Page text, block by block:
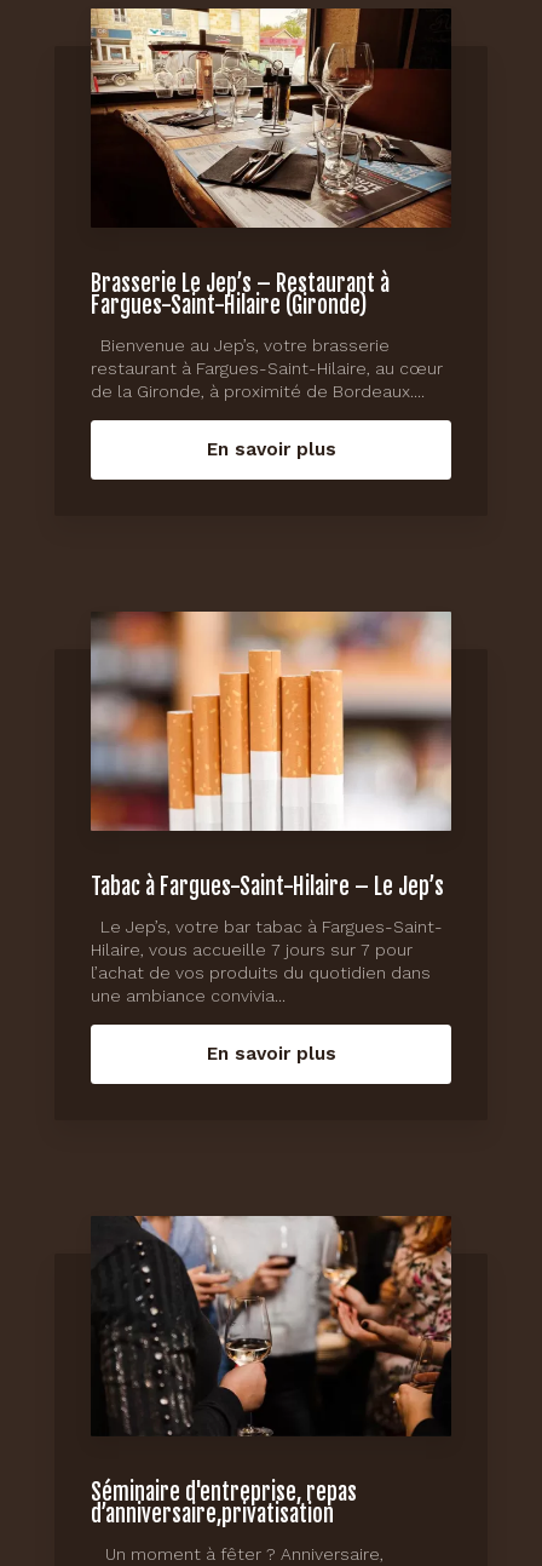
Brasserie Le Jep’s – Restaurant à
Fargues-Saint-Hilaire (Gironde)
Bienvenue au Jep’s, votre brasserie
restaurant à Fargues-Saint-Hilaire, au cœur
de la Gironde, à proximité de Bordeaux....
En savoir plus
Tabac à Fargues-Saint-Hilaire – Le Jep’s
Le Jep’s, votre bar tabac à Fargues-Saint-
Hilaire, vous accueille 7 jours sur 7 pour
l’achat de vos produits du quotidien dans
une ambiance convivia...
En savoir plus
Séminaire d'entreprise, repas
d’anniversaire,privatisation
Un moment à fêter ? Anniversaire,